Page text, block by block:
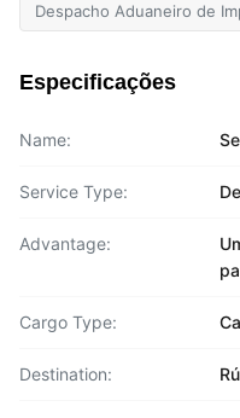
Despacho Aduaneiro de
Especificações
Name:
Service Type:
Advantage:
Cargo Type:
Destination: